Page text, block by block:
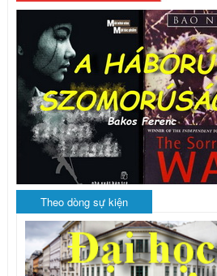
Theo dòng sự kiện